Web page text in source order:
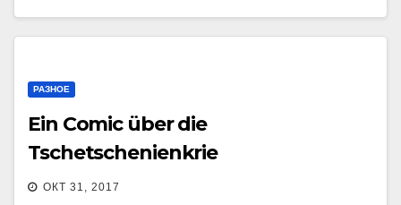
РАЗНОЕ
Ein Comic über die
Tschetschenienkrie
ОКТ 31, 2017